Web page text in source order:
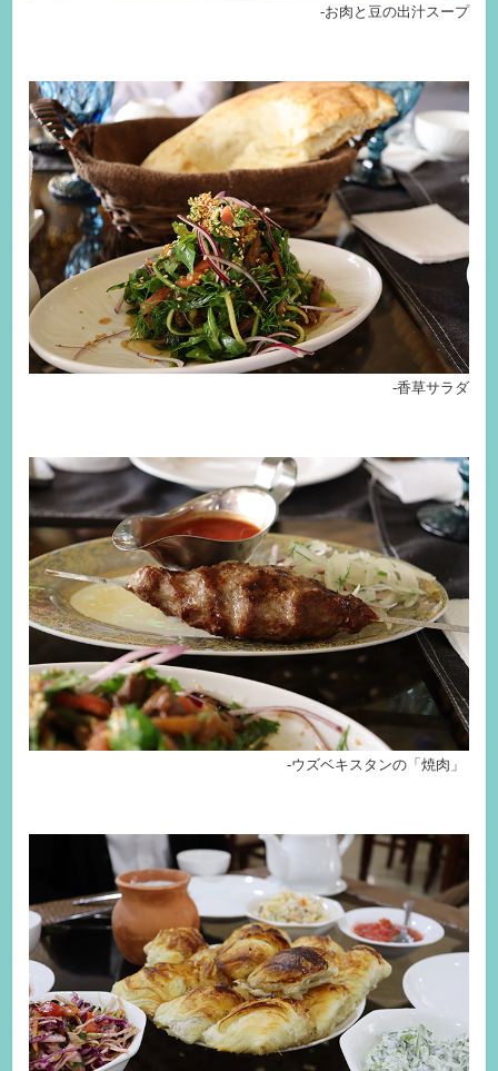
-お肉と豆の出汁スープ
-香草サラダ
-ウズベキスタンの「焼肉」